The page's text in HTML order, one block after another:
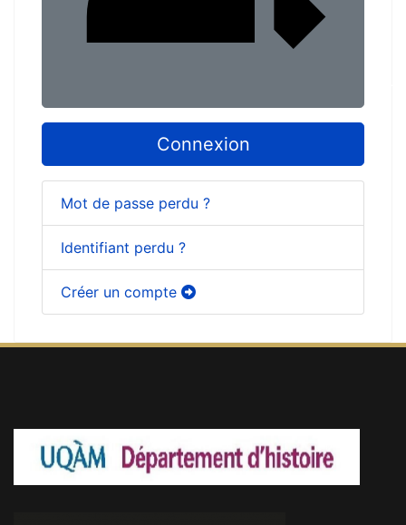
Connexion
Mot de passe perdu ?
Identifiant perdu ?
Créer un compte